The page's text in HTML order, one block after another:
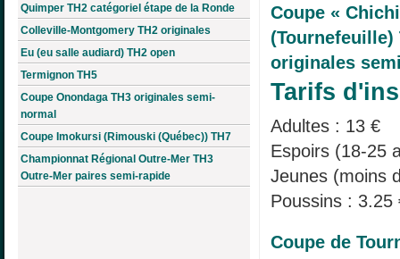
Quimper TH2 catégoriel étape de la Ronde
Colleville-Montgomery TH2 originales
Eu (eu salle audiard) TH2 open
Termignon TH5
Coupe Onondaga TH3 originales semi-
normal
Coupe Imokursi (Rimouski (Québec)) TH7
Championnat Régional Outre-Mer TH3
Outre-Mer paires semi-rapide
Coupe «
(Tournefeuille)
originales
Tarifs
Adultes : 13 €
Espoirs (18-25
Jeunes (moins
Poussins : 3.25
Coupe de